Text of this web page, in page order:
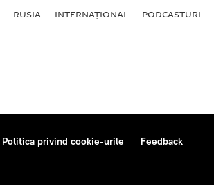
RUSIA INTERNAȚIONAL PODCASTURI
Politica privind cookie-urile Feedback